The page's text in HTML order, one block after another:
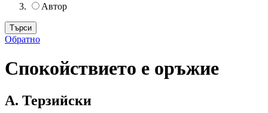
Автор
Обратно
Спокойствието е оръжие
А. Терзийски